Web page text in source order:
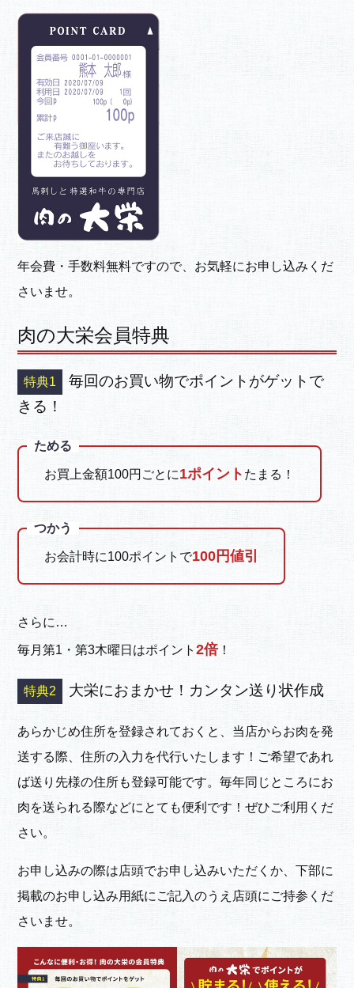
年会費・手数料無料ですので、お気軽にお申し込みくだ
さいませ。
肉の大栄会員特典
毎回のお買い物でポイントがゲットで
きる！
ためる
お買上金額100円ごとに1ポイント たまる！
つかう
お会計時に100ポイントで100円値引
さらに…
毎月第1・第3木曜日はポイント2倍！
大栄におまかせ！カンタン送り状作成
あらかじめ住所を登録されておくと、当店からお肉を発
送する際、住所の入力を代行いたします！ご希望であれ
ば送り先様の住所も登録可能です。毎年同じところにお
肉を送られる際などにとても便利 です！ぜひご利用くだ
さい。
お申し込みの際は店頭でお申し込みいただくか、下部に
掲載のお申し込み用紙にご記入のうえ店頭にご持参くだ
さいませ。